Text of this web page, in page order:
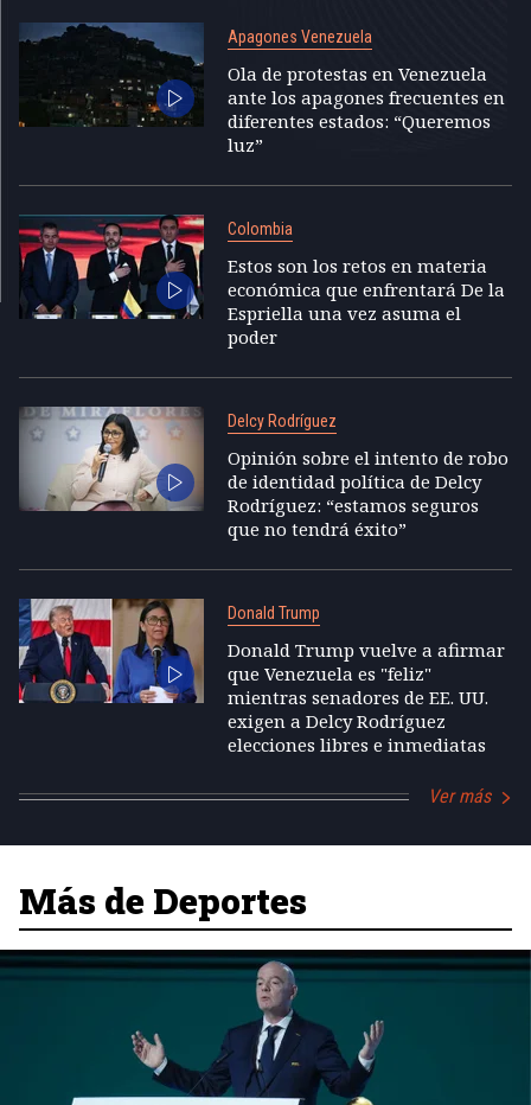
Apagones Venezuela
Ola de protestas en Venezuela
ante los apagones frecuentes en
diferentes estados: “Queremos
luz”
Colombia
Estos son los retos en materia
económica que enfrentará De la
Espriella una vez asuma el
poder
Delcy Rodríguez
Opinión sobre el intento de robo
de identidad política de Delcy
Rodríguez: “estamos seguros
que no tendrá éxito”
Donald Trump
Donald Trump vuelve a afirmar
que Venezuela es "feliz"
mientras senadores de EE. UU.
exigen a Delcy Rodríguez
elecciones libres e inmediatas
Ver más
Más de Deportes